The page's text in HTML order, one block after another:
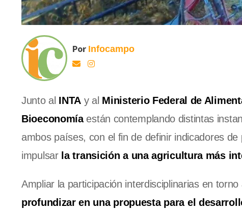
Por Infocampo
Junto al INTA y al Ministerio Federal de
Bioeconomíaestán contemplando distintas
ambos países, con el fin de definir indicadores
impulsar la transición a una agricultura más
Ampliar la participación interdisciplinarias en
profundizar en una propuesta para el